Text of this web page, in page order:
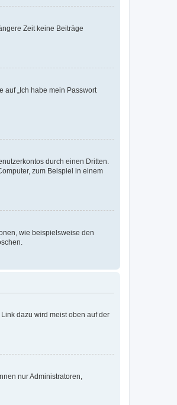
Zeit keine Beiträge
auf „Ich habe mein Passwort
durch einen Dritten.
zum Beispiel in einem
wie beispielsweise den
dazu wird meist oben auf der
nur Administratoren,